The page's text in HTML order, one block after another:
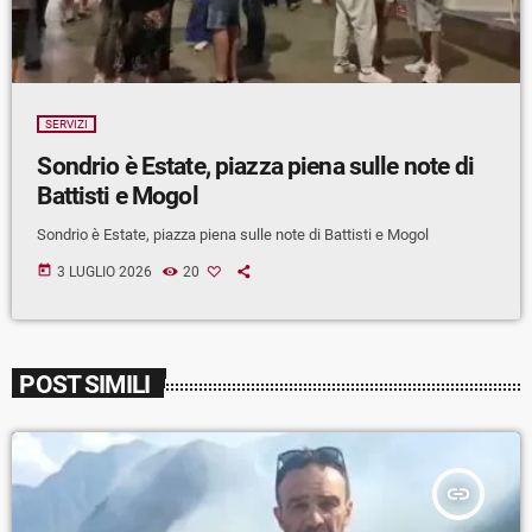
SERVIZI
Sondrio è Estate, piazza piena sulle note di
Battisti e Mogol
Sondrio è Estate, piazza piena sulle note di Battisti e Mogol
today 3 LUGLIO 2026 20
POST SIMILI
insert_link